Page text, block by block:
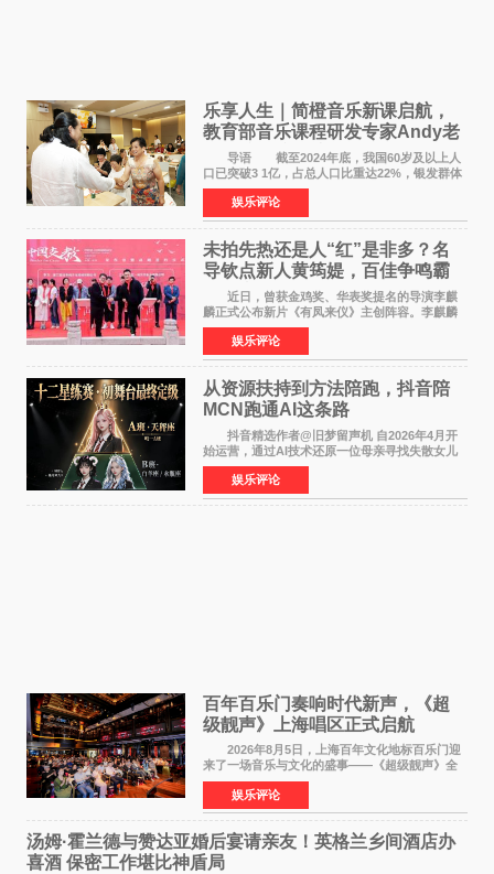
乐享人生｜简橙音乐新课启航，
教育部音乐课程研发专家Andy老
师重磅入驻领航银龄琴声
导语 截至2024年底，我国60岁及以上人
口已突破3 1亿，占总人口比重达22%，银发群体
的精神文化需求日益凸显。2024年1月，国务院办
公厅印发《关于发展银发经济增进老年人福祉的
意见》——这是
娱乐评论
未拍先热还是人“红”是非多？名
导钦点新人黄筠媞，百佳争鸣霸
气回应
近日，曾获金鸡奖、华表奖提名的导演李麒
麟正式公布新片《有凤来仪》主创阵容。李麒麟
早年凭电影《华容道》获得金鸡奖、华表奖提
名，此后长期参与国内外电影制作，其担任制片
人参与的作品亦曾
娱乐评论
从资源扶持到方法陪跑，抖音陪
MCN跑通AI这条路
抖音精选作者@旧梦留声机 自2026年4月开
始运营，通过AI技术还原一位母亲寻找失散女儿
的故事，凭借强情感表达获得大量用户关注，发
布仅21小时便获得超1亿曝光、超1000万互动。
此后，账号持续沿
娱乐评论
百年百乐门奏响时代新声，《超
级靓声》上海唱区正式启航
2026年8月5日，上海百年文化地标百乐门迎
来了一场音乐与文化的盛事——《超级靓声》全
国励志音乐公益节目上海唱区新闻发布会暨启动
仪式在此隆重举行。各界领导、嘉宾与媒体朋友
齐聚一堂，共同
娱乐评论
汤姆·霍兰德与赞达亚婚后宴请亲友！英格兰乡间酒店办
喜酒 保密工作堪比神盾局